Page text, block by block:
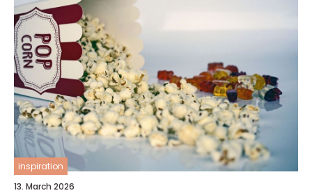
inspiration
13. March 2026